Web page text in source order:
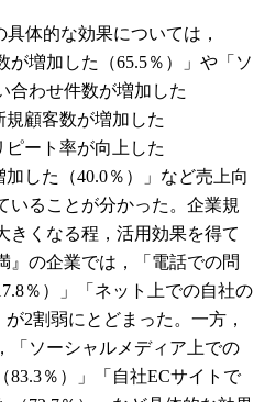
体的な効果については，
が増加した（65.5％）」や「ソ
合わせ件数が増加した
規顧客数が増加した
ピート率が向上した
加した（40.0％）」など売上向
いることが分かった。企業規
きくなる程，活用効果を得て
』の企業では，「電話での問
％）」「ネット上での自社の
2割弱にとどまった。一方，
「ソーシャルメディア上での
83.3％）」「自社ECサイトで